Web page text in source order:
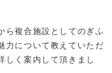
ら複合施設としてのぎふ
力について教えていただ
しく案内して頂きまし